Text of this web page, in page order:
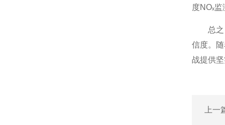
度NOₓ
总之，
信度。
战提供
上一